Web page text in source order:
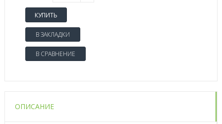
КУПИТЬ
В ЗАКЛАДКИ
В СРАВНЕНИЕ
ОПИСАНИЕ